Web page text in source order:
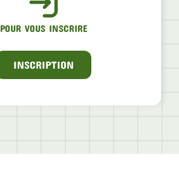
POUR VOUS INSCRIRE
INSCRIPTION